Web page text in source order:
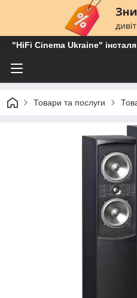
"HiFi Cinema Ukraine"
Товари та послуги